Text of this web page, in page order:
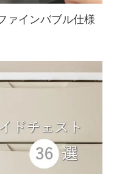
ァインバブル仕様